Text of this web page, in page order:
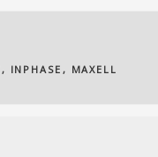
, INPHASE , MAXELL